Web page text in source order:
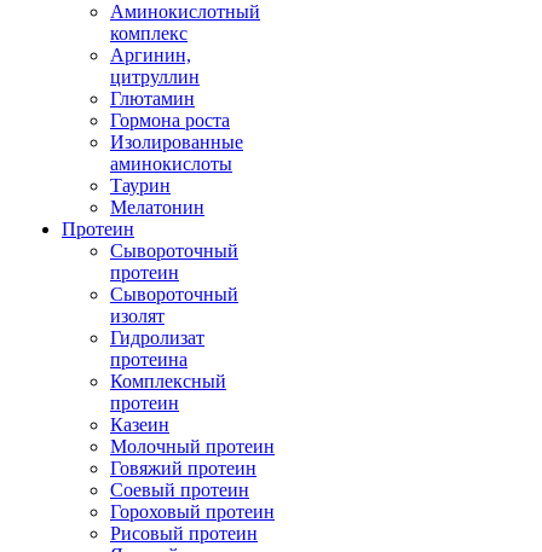
Аминокислотный
комплекс
Аргинин,
цитруллин
Глютамин
Гормона роста
Изолированные
аминокислоты
Таурин
Мелатонин
Протеин
Сывороточный
протеин
Сывороточный
изолят
Гидролизат
протеина
Комплексный
протеин
Казеин
Молочный протеин
Говяжий протеин
Соевый протеин
Гороховый протеин
Рисовый протеин